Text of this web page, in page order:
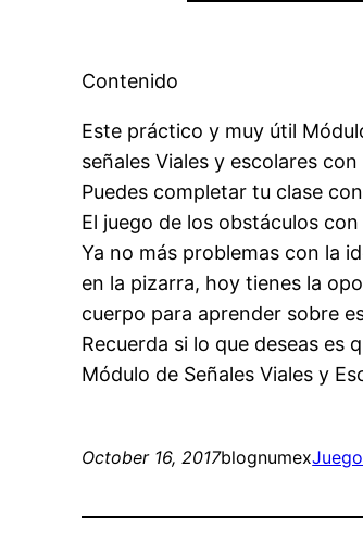
Contenido
Este práctico y muy útil
señales Viales y escolares
Puedes completar tu clase
El juego de los obstáculos
Ya no más problemas con la
en la pizarra, hoy tienes la
cuerpo para aprender sobre
Recuerda si lo que deseas es
Módulo de Señales Viales y
October 16, 2017blognumex